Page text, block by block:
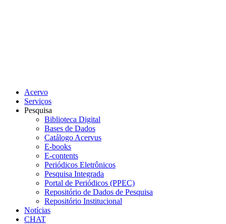
Acervo
Serviços
Pesquisa
Biblioteca Digital
Bases de Dados
Catálogo Acervus
E-books
E-contents
Periódicos Eletrônicos
Pesquisa Integrada
Portal de Periódicos (PPEC)
Repositório de Dados de Pesquisa
Repositório Institucional
Notícias
CHAT